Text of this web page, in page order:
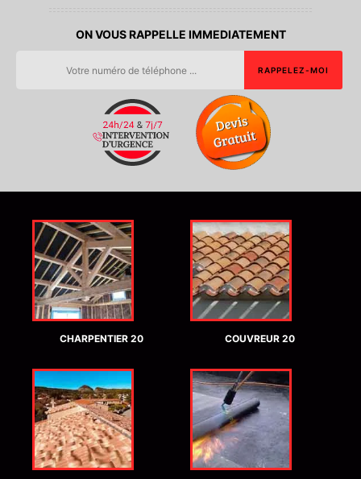
ON VOUS RAPPELLE IMMEDIATEMENT
CHARPENTIER 20 COUVREUR 20